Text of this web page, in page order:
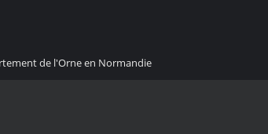
de l'Orne en Normandie